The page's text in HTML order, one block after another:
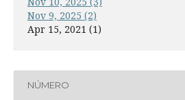
Nov 9, 2025 (2)
Apr 15, 2021 (1)
NÚMERO